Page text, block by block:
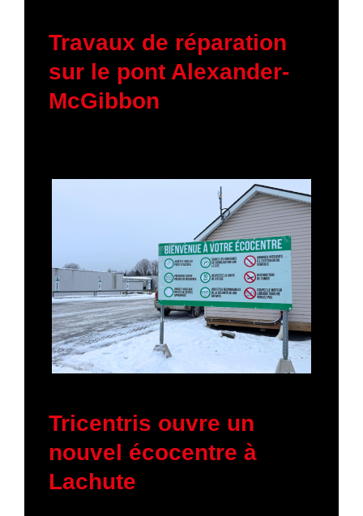
Travaux de réparation
sur le pont Alexander-
McGibbon
Tricentris ouvre un
nouvel écocentre à
Lachute